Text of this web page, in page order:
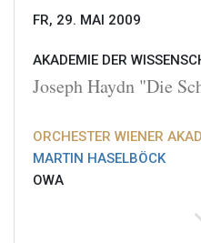
FR, 29. MAI 2009
AKADEMIE DER
Joseph Haydn "Die
ORCHESTER WIENER
MARTIN HASELBÖCK
OWA